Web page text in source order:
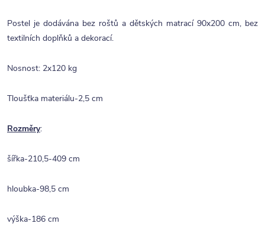
Postel je dodávána bez roštů a dětských matrací 90x200 cm, bez
textilních doplňků a dekorací.
Nosnost: 2x120 kg
Tloušťka materiálu-2,5 cm
Rozměry:
šířka-210,5-409 cm
hloubka-98,5 cm
výška-186 cm